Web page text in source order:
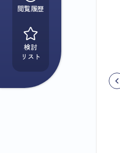
閲覧履歴
検討
リスト